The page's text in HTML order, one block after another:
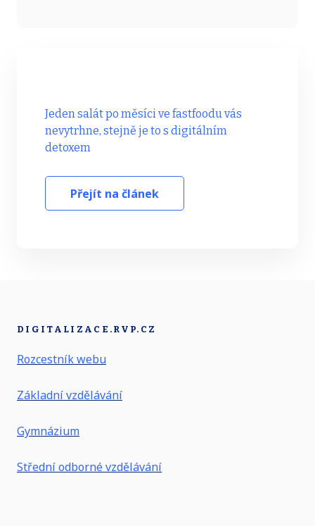
Jeden salát po měsíci ve fastfoodu vás
nevytrhne, stejně je to s digitálním
detoxem
Přejít na článek
DIGITALIZACE.RVP.CZ
Rozcestník webu
Základní vzdělávání
Gymnázium
Střední odborné vzdělávání